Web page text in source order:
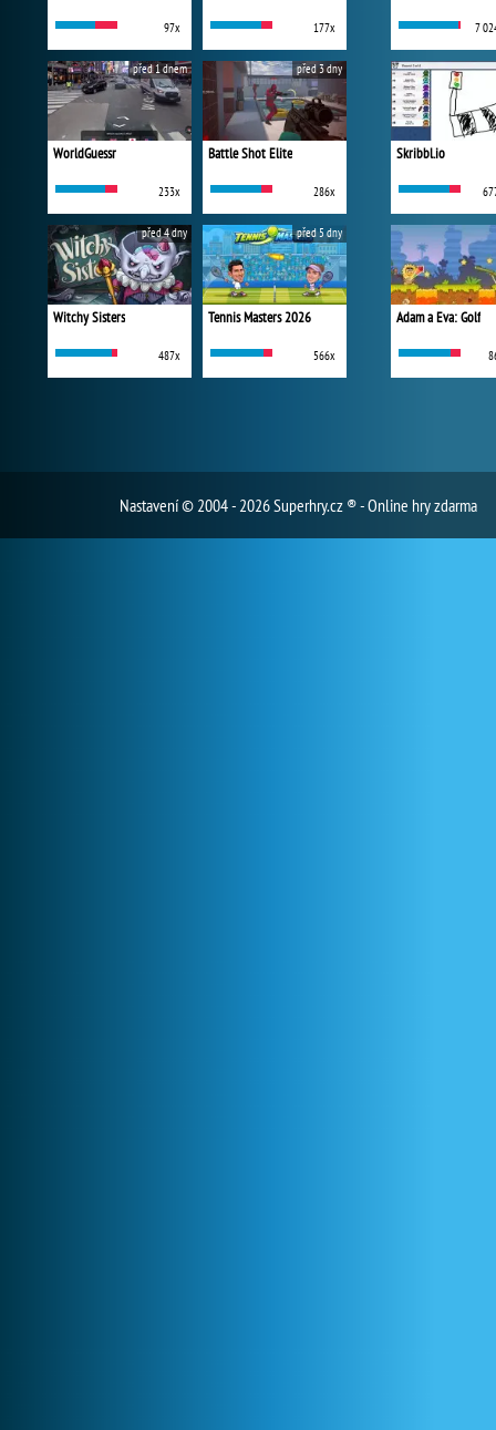
97x 177x
WorldGuessr
233x
před 1 dnem
Battle Shot Elite
286x
před 3 dny
Witchy Sisters
487x
před 4 dny
Tennis Masters 2026
566x
před 5 dny
7
Skribbl.io
Adam a Eva: Golf
Nastavení© 2004 - 2026 Superhry.cz ® - Online hry zdarma